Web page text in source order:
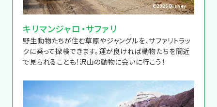
©2026 Disney
キリマンジャロ・サファリ
野生動物たちが住む草原やジャングルを、サファリトラッ
クに乗って探検できます。運が良ければ動物たちを間近
で見られることも！沢山の動物に会いに行こう！